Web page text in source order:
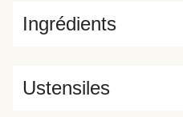
Ingrédients
Ustensiles